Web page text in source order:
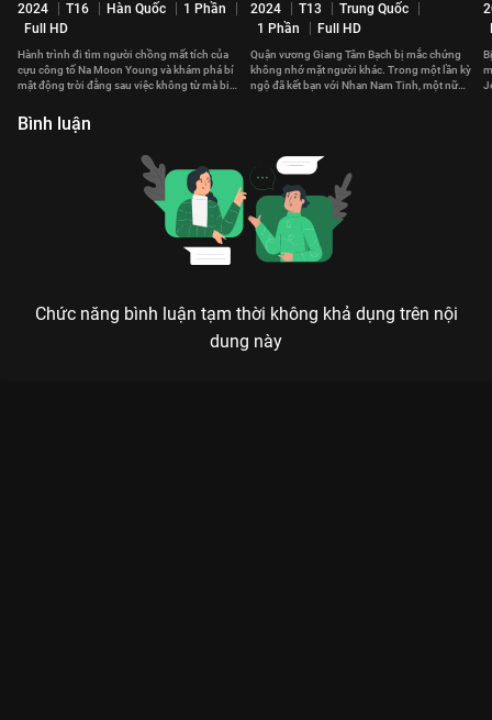
2024 T16 Hàn Quốc
1 Phần
Full HD
Hành trình đi tìm người chồng mất tích của
cựu công tố Na Moon Young và khám phá bí
mật động trời đằng sau việc không từ mà biệt
2024 T13
Trung Quốc
1 Phần
Full HD
Quận vương Giang Tâm Bạch bị mắc chứng
không nhớ mặt người khác. Trong một lần kỳ
ngộ đã kết bạn với Nhan Nam Tinh, một nữ
Bình luận
Chức năng bình luận tạm thời không khả dụng trên nội
dung này